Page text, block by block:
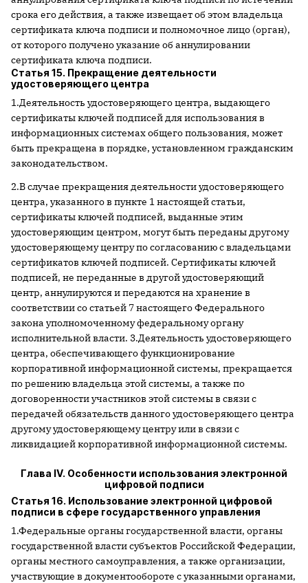
срока его действия, а также извещает об этом владельца
сертификата ключа подписи и полномочное лицо (орган),
от которого получено указание об аннулировании
сертификата ключа подписи.
Статья 15. Прекращение деятельности
удостоверяющего центра
1.Деятельность удостоверяющего центра, выдающего
сертификаты ключей подписей для использования в
информационных системах общего пользования, может
быть прекращена в порядке, установленном гражданским
законодательством.
2.В случае прекращения деятельности удостоверяющего
центра, указанного в пункте 1 настоящей статьи,
сертификаты ключей подписей, выданные этим
удостоверяющим центром, могут быть переданы другому
удостоверяющему центру по согласованию с владельцами
сертификатов ключей подписей. Сертификаты ключей
подписей, не переданные в другой удостоверяющий
центр, аннулируются и передаются на хранение в
соответствии со статьей 7 настоящего Федерального
закона уполномоченному федеральному органу
исполнительной власти. 3.Деятельность удостоверяющего
центра, обеспечивающего функционирование
корпоративной информационной системы, прекращается
по решению владельца этой системы, а также по
договоренности участников этой системы в связи с
передачей обязательств данного удостоверяющего центра
другому удостоверяющему центру или в связи с
ликвидацией корпоративной информационной системы.
Глава IV. Особенности использования электронной
цифровой подписи
Статья 16. Использование электронной цифровой
подписи в сфере государственного управления
1.Федеральные органы государственной власти, органы
государственной власти субъектов Российской Федерации,
органы местного самоуправления, а также организации,
участвующие в документообороте с указанными органами,